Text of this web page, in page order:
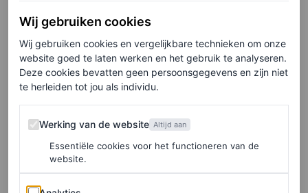
modehuis zelfs een punk-versie van de tas, met een
metalen chain en gaten.
Dakota Johnson
Nu is het de beurt aan Dakota Johnson om een nieuw
geïnterpreteerd ontwerp van Gucci’s Jackie 1961 in de
Wij gebruiken cookies
Wij gebruiken cookies en vergelijkbare technieken om onze
website goed te laten werken en het gebruik te analyseren.
Deze cookies bevatten geen persoonsgegevens en zijn niet
te herleiden tot jou als individu.
Werking van de website
Werking van de website Altijd aan
Essentiële cookies voor het functioneren van de
website.
Analytics